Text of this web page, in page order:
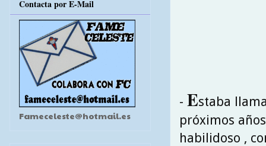
- Estaba
próximos
habilidoso ,
Contacta por E-Mail
Fameceleste@hotmail.es